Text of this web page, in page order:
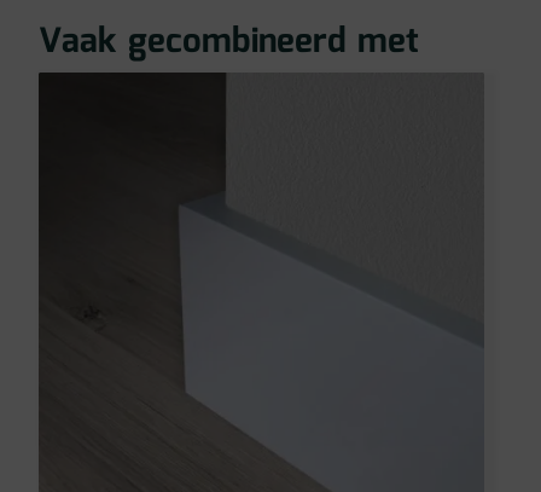
Vaak gecombineerd met